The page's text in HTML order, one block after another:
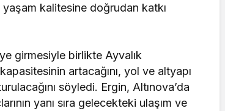
yaşam kalitesine doğrudan katkı
girmesiyle birlikte Ayvalık
artacağını, yol ve altyapı
söyledi. Ergin, Altınova’da
yanı sıra gelecekteki ulaşım ve